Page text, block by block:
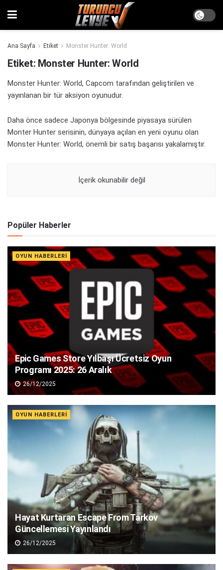
Ana Sayfa Etiket Monster Hunter: World
Etiket: Monster Hunter: World
Monster Hunter: World, Capcom tarafından geliştirilen ve
yayınlanan bir tür aksiyon oyunudur.
Daha önce sadece Japonya bölgesinde piyasaya sürülen
Monter Hunter serisinin, dünyaya açılan en yeni oyunu olan
Monster Hunter: World, önemli bir satış başarısı yakalamıştır.
İçerik okunabilir değil
Popüler Haberler
OYUN HABERLERI
Epic Games Store Yılbaşı Ücretsiz Oyun
Programı 2025: 26 Aralık
26/12/2025
OYUN HABERLERI
Hayat Kurtaran Escape From Tarkov
Güncellemesi Yayınlandı
26/12/2025